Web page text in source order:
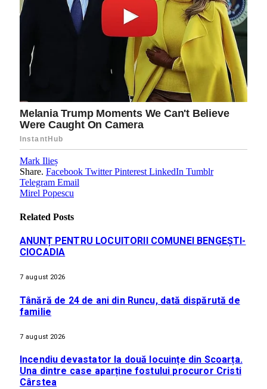
Mark Ilieș
Share. Facebook Twitter Pinterest LinkedIn Tumblr
Telegram Email
Mirel Popescu
Related Posts
ANUNȚ PENTRU LOCUITORII COMUNEI BENGEȘTI-
CIOCADIA
7 august 2026
Tânără de 24 de ani din Runcu, dată dispărută de
familie
7 august 2026
Incendiu devastator la două locuințe din Scoarța.
Una dintre case aparține fostului procuror Cristi
Cârstea